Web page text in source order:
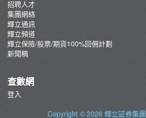
招聘人才
集團網絡
輝立通訊
輝立頻道
輝立保險/股票/期貨100%回佣計劃
新聞稿
查數網
登入
Copyright © 2026 輝立証券集團